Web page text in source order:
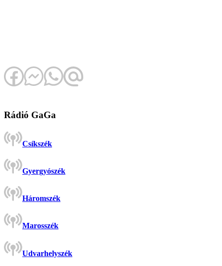
Rádió GaGa
Csíkszék
Gyergyószék
Háromszék
Marosszék
Udvarhelyszék